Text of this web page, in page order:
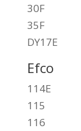
30F
35F
DY17E
Efco
114E
115
116